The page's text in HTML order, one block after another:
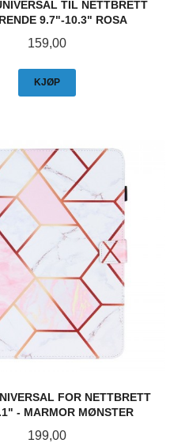
TIL NETTBRETT
9.7"-10.3" ROSA
Pris
159,00
KJØP
FOR NETTBRETT
- MARMOR MØNSTER
Pris
199,00